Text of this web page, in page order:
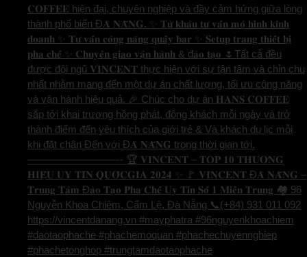
𝐂𝐎𝐅𝐅𝐄𝐄 hiện đại, chuyên nghiệp và đầy cảm hứng giữa lòng
thành phố biển Đ𝐀̀ 𝐍𝐀̆̃𝐍𝐆. ✨ 𝐓𝐮̛̀ 𝐤𝐡𝐚̂𝐮 𝐭𝐮̛ 𝐯𝐚̂́𝐧 𝐦𝐨̂ 𝐡𝐢̀𝐧𝐡 𝐤𝐢𝐧𝐡
𝐝𝐨𝐚𝐧𝐡 ✨ 𝐓𝐮̛ 𝐯𝐚̂́𝐧 𝐜𝐨̂𝐧𝐠 𝐧𝐚̆𝐧𝐠 𝐪𝐮𝐚̂̀𝐲 𝐛𝐚𝐫 ✨ 𝐒𝐞𝐭𝐮𝐩 𝐭𝐫𝐚𝐧𝐠 𝐭𝐡𝐢𝐞̂́𝐭 𝐛𝐢̣
𝐩𝐡𝐚 𝐜𝐡𝐞̂́ ✨ 𝐂𝐡𝐮𝐲𝐞̂̉𝐧 𝐠𝐢𝐚𝐨 𝐯𝐚̣̂𝐧 𝐡𝐚̀𝐧𝐡 & đ𝐚̀𝐨 𝐭𝐚̣𝐨 🌷Tất cả đều
được đội ngũ 𝐕𝐈𝐍𝐂𝐄𝐍𝐓 thực hiện với sự tận tâm và chỉn chu
nhất nhằm mang đến một dự án chất lượng, tối ưu công năng
và vận hành hiệu quả. 🎉 Chúc cho dự án 𝐇𝐀𝐍𝐒 𝐂𝐎𝐅𝐅𝐄𝐄
sắp tới khai trương hồng phát, đông khách mỗi ngày và trở
thành điểm đến yêu thích của giới trẻ & Và khách du lịc mỗi
khi đặt chân Đến với Đ𝐀̀ 𝐍𝐀̆̃𝐍𝐆 trong thời gian tới.
—————————- 🏆 𝐕𝐈𝐍𝐂𝐄𝐍𝐓 – 𝐓𝐎𝐏 𝟏𝟎 𝐓𝐇𝐔̛𝐎̛𝐍𝐆
𝐇𝐈𝐄̣̂𝐔 𝐔𝐘 𝐓𝐈́𝐍 𝐐𝐔𝐎̂́𝐂𝐆𝐈𝐀 𝟐𝟎𝟐𝟒 ✨ 🚩 𝐕𝐈𝐍𝐂𝐄𝐍𝐓 Đ𝐀̀ 𝐍𝐀̆̃𝐍𝐆 –
𝐓𝐫𝐮𝐧𝐠 𝐓𝐚̂𝐦 Đ𝐚̀𝐨 𝐓𝐚̣𝐨 𝐏𝐡𝐚 𝐂𝐡𝐞̂́ 𝐔𝐲 𝐓𝐢́𝐧 𝐒𝐨̂́ 𝟏 𝐌𝐢𝐞̂̀𝐧 𝐓𝐫𝐮𝐧𝐠 🏘️ 96
Nguyễn Khoa Chiêm, Cẩm Lệ, Đà Nẵng 📞(+84) 931 011 092
https://vincentdanang.vn #mayphatra #96nguyenkhoachiem
#daotaophache #phachemoquan #phachechuyennghiep
#phachetonghop #trungtamdaotaophache